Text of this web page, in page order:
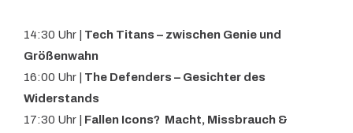
14:30 Uhr | Tech Titans – zwischen Genie und
Größenwahn
16:00 Uhr | The Defenders – Gesichter des
Widerstands
17:30 Uhr | Fallen Icons? Macht, Missbrauch &